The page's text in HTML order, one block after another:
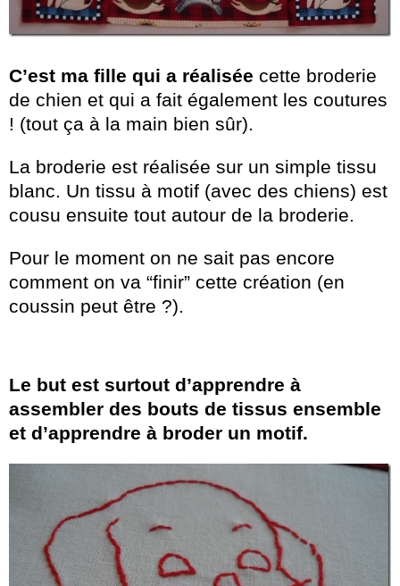
C’est ma fille qui a réalisée cette broderie
de chien et qui a fait également les coutures
! (tout ça à la main bien sûr).
La broderie est réalisée sur un simple tissu
blanc. Un tissu à motif (avec des chiens) est
cousu ensuite tout autour de la broderie.
Pour le moment on ne sait pas encore
comment on va “finir” cette création (en
coussin peut être ?).
Le but est surtout d’apprendre à
assembler des bouts de tissus ensemble
et d’apprendre à broder un motif.